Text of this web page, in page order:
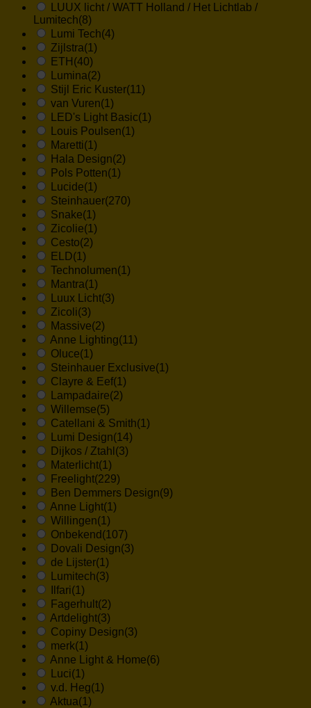
LUUX licht / WATT Holland / Het Lichtlab /
Lumitech(8)
Lumi Tech(4)
Zijlstra(1)
ETH (40)
Lumina(2)
Stijl Eric Kuster(11)
van Vuren(1)
LED's Light Basic(1)
Louis Poulsen(1)
Maretti(1)
Hala Design(2)
Pols Potten(1)
Lucide(1)
Steinhauer(270)
Snake(1)
Zicolie(1)
Cesto(2)
ELD(1)
Technolumen(1)
Mantra(1)
Luux Licht(3)
Zicoli(3)
Massive(2)
Anne Lighting(11)
Oluce(1)
Steinhauer Exclusive(1)
Clayre & Eef(1)
Lampadaire(2)
Willemse(5)
Catellani & Smith(1)
Lumi Design(14)
Dijkos / Ztahl (3)
Materlicht(1)
Freelight(229)
Ben Demmers Design(9)
Anne Light(1)
Willingen(1)
Onbekend (107)
Dovali Design(3)
de Lijster(1)
Lumitech(3)
Ilfari(1)
Fagerhult(2)
Artdelight(3)
Copiny Design(3)
merk(1)
Anne Light & Home(6)
Luci(1)
v.d. Heg(1)
Aktua(1)